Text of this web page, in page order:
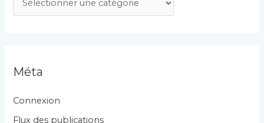
a
g
r
i
Méta
Connexion
Flux des publications